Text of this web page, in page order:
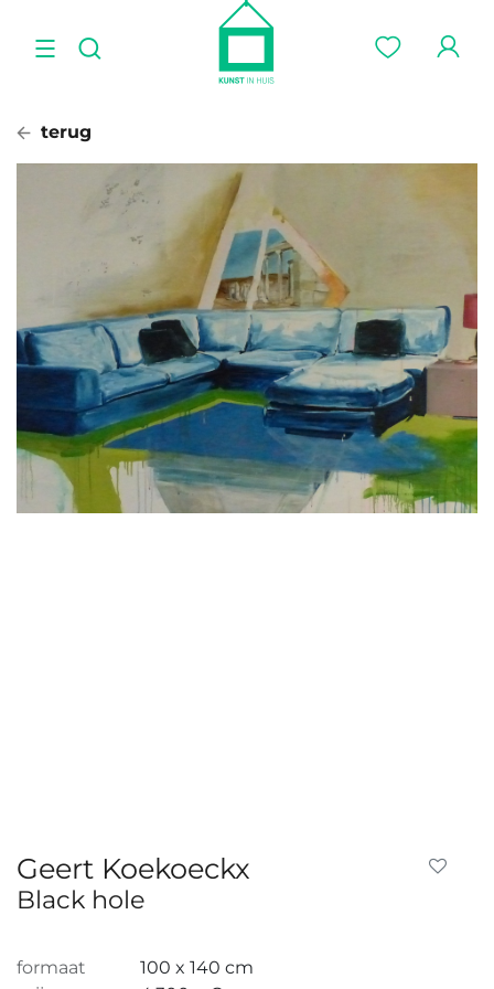
terug
Geert Koekoeckx
Black hole
formaat
100 x 140 cm